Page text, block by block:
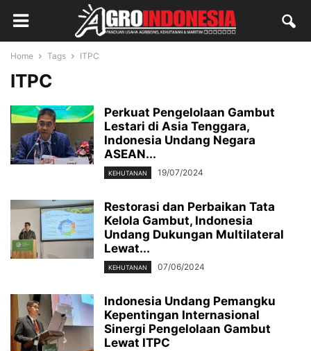
Home Tags ITPC
ITPC
Perkuat Pengelolaan Gambut
Lestari di Asia Tenggara,
Indonesia Undang Negara
ASEAN...
KEHUTANAN 19/07/2024
Restorasi dan Perbaikan Tata
Kelola Gambut, Indonesia
Undang Dukungan Multilateral
Lewat...
KEHUTANAN 07/06/2024
Indonesia Undang Pemangku
Kepentingan Internasional
Sinergi Pengelolaan Gambut
Lewat ITPC